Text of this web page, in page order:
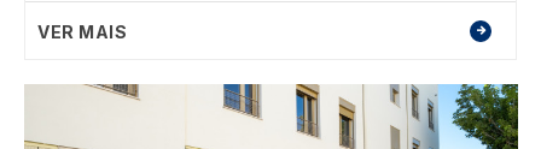
VER MAIS